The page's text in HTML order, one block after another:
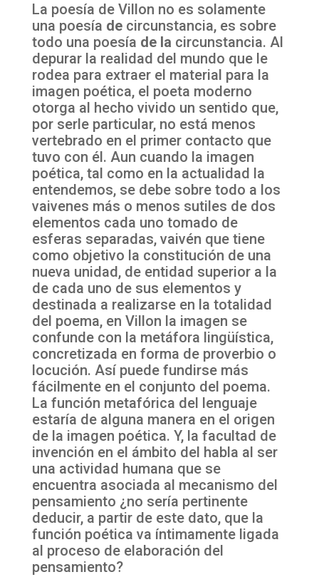
La poesía de Villon no es solamente
una poesía de circunstancia, es sobre
todo una poesía de la circunstancia. Al
depurar la realidad del mundo que le
rodea para extraer el material para la
imagen poética, el poeta moderno
otorga al hecho vivido un sentido que,
por serle particular, no está menos
vertebrado en el primer contacto que
tuvo con él. Aun cuando la imagen
poética, tal como en la actualidad la
entendemos, se debe sobre todo a los
vaivenes más o menos sutiles de dos
elementos cada uno tomado de
esferas separadas, vaivén que tiene
como objetivo la constitución de una
nueva unidad, de entidad superior a la
de cada uno de sus elementos y
destinada a realizarse en la totalidad
del poema, en Villon la imagen se
confunde con la metáfora lingüística,
concretizada en forma de proverbio o
locución. Así puede fundirse más
fácilmente en el conjunto del poema.
La función metafórica del lenguaje
estaría de alguna manera en el origen
de la imagen poética. Y, la facultad de
invención en el ámbito del habla al ser
una actividad humana que se
encuentra asociada al mecanismo del
pensamiento ¿no sería pertinente
deducir, a partir de este dato, que la
función poética va íntimamente ligada
al proceso de elaboración del
pensamiento?